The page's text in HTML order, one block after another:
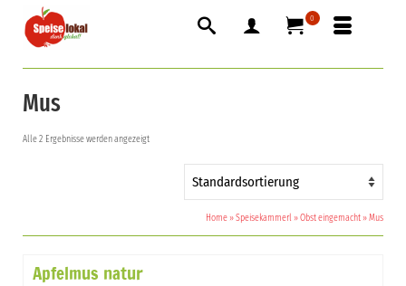
0
Mus
Alle 2 Ergebnisse werden angezeigt
Home »Speisekammerl »Obst eingemacht »Mus
Apfelmus natur